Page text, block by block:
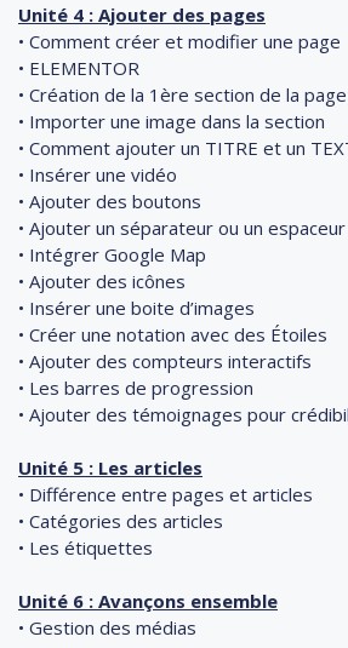
Unité 4 : Ajouter des pages
• Comment créer et modifier une page
• ELEMENTOR
• Création de la 1ère section de la page
• Importer une image dans la section
• Comment ajouter un TITRE et un
• Insérer une vidéo
• Ajouter des boutons
• Ajouter un séparateur ou un espaceur
• Intégrer Google Map
• Ajouter des icônes
• Insérer une boite d’images
• Créer une notation avec des Étoiles
• Ajouter des compteurs interactifs
• Les barres de progression
• Ajouter des témoignages pour
Unité 5 : Les articles
• Différence entre pages et articles
• Catégories des articles
• Les étiquettes
Unité 6 : Avançons ensemble
• Gestion des médias